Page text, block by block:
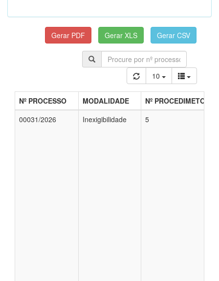
10
Nº PROCESSO MODALIDADE
Nº PROCEDIMETO
00031/2026
Inexigibilidade 5